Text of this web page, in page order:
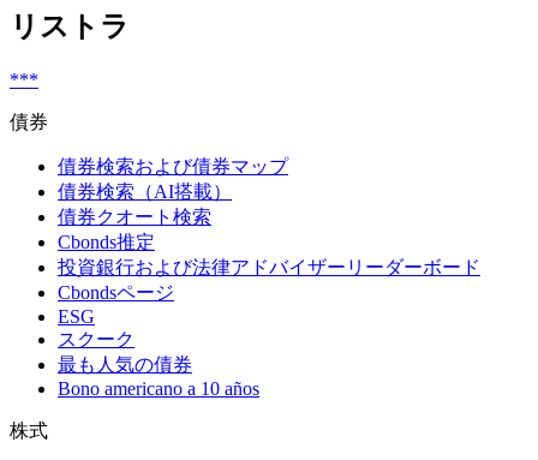
リストラ
***
債券
債券検索および債券マップ
債券検索（AI搭載）
債券クオート検索
Cbonds推定
投資銀行および法律アドバイザーリーダーボード
Cbondsページ
ESG
スクーク
最も人気の債券
Bono americano a 10 años
株式